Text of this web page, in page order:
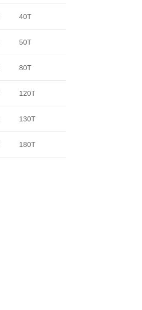
40T
50T
80T
120T
130T
180T